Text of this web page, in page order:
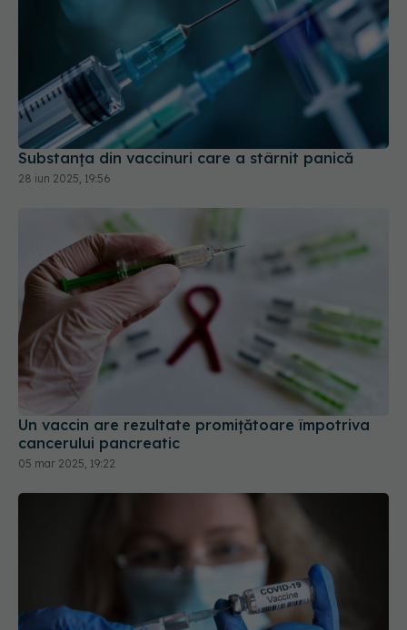
Substanța din vaccinuri care a stârnit panică
28 iun 2025, 19:56
Un vaccin are rezultate promițătoare împotriva
cancerului pancreatic
05 mar 2025, 19:22